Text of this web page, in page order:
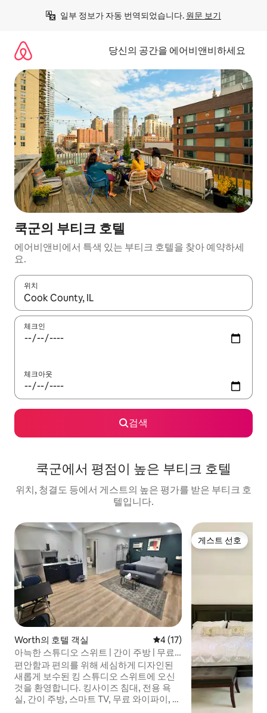
일부 정보가 자동 번역되었습니다. 원문 보기
당신의 공간을 에어비앤비하세요
쿡군의 부티크 호텔
에어비앤비에서 특색 있는 부티크 호텔을 찾아 예약하세
요.
위치
결과가 나오면 위·아래 화살표 키를 사용하거나 터치 또는 스와이
체크인
체크아웃
검색
쿡군에서 평점이 높은 부티크 호텔
위치, 청결도 등에서 게스트의 높은 평가를 받은 부티크 호
텔입니다.
Worth의 호텔 객실 평점 4점(5점 만점), 후기 17
4 (17)
아늑한 스튜디오 스위트 | 간이 주방 | 무료
주차
편안함과 편의를 위해 세심하게 디자인된
새롭게 보수된 킹 스튜디오 스위트에 오신
것을 환영합니다. 킹사이즈 침대, 전용 욕
실, 간이 주방, 스마트 TV, 무료 와이파이, 무
게스트 선호
게스트 선호